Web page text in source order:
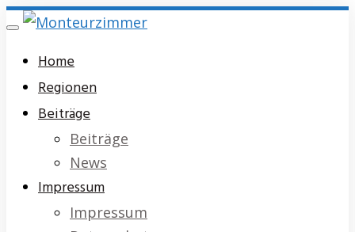
Skip
main
content
Toggle
Home
Regionen
Beiträge
Beiträge
News
Impressum
Impressum